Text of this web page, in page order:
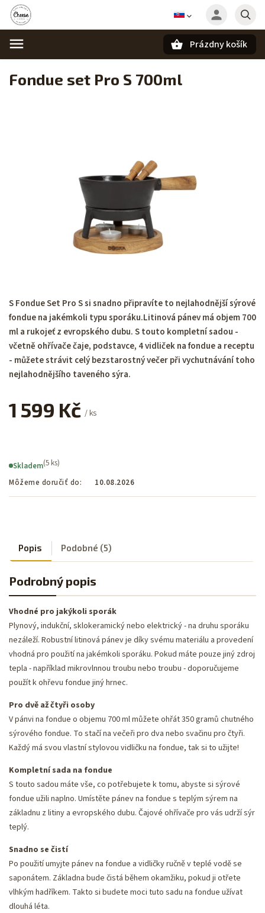
Prázdny košík
Fondue set Pro S 700ml
1 599 Kč/ ks
Skladem(5 ks)
Môžeme doručiť do:
10.08.2026
S Fondue Set Pro S si snadno připravíte to nejlahodnější sýrové
fondue na jakémkoli typu sporáku.Litinová pánev má objem 700
ml a rukojeť z evropského dubu. S touto kompletní sadou -
včetně ohřívače čaje, podstavce, 4 vidliček na fondue a receptu
- můžete strávit celý bezstarostný večer při vychutnávání toho
nejlahodnějšího taveného sýra.
Popis Podobné (5)
Podrobný popis
Vhodné pro jakýkoli sporák
Plynový, indukční, sklokeramický nebo elektrický - na druhu sporáku
nezáleží. Robustní litinová pánev je díky svému materiálu a provedení
vhodná pro použití na jakémkoli sporáku. Pokud máte pouze jiný zdroj
tepla - například mikrovlnnou troubu nebo troubu - doporučujeme
použít k ohřevu fondue jiný hrnec.
Pro dvě až čtyři osoby
V pánvi na fondue o objemu 700 ml můžete ohřát 350 gramů chutného
sýrového fondue. To stačí na večeři pro dva nebo svačinu pro čtyři.
Každý má svou vlastní stylovou vidličku na fondue, tak si to užijte!
Kompletní sada na fondue
S touto sadou máte vše, co potřebujete k tomu, abyste si sýrové
fondue užili naplno. Umístěte pánev na fondue s teplým sýrem na
základnu z litiny a evropského dubu. Čajové ohřívače pro vás udrží sýr
teplý.
Snadno se čistí
Po použití umyjte pánev na fondue a vidličky ručně v teplé vodě se
saponátem. Základna bude čistá během okamžiku, pokud ji otřete
vlhkým hadříkem. Takto si budete moci tuto sadu na fondue užívat
dlouhá léta.